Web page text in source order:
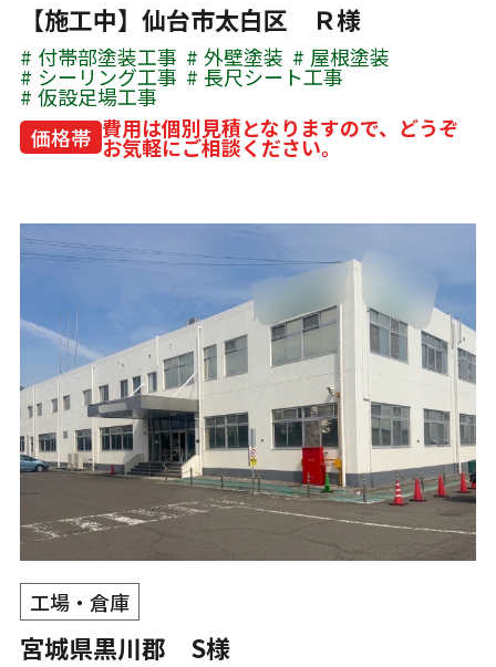
【施工中】仙台市太白区 Ｒ様
付帯部塗装工事 外壁塗装 屋根塗装
シーリング工事 長尺シート工事
仮設足場工事
価格帯 費用は個別見積となりますので、どうぞ
お気軽にご相談ください。
工場・倉庫
宮城県黒川郡 S様